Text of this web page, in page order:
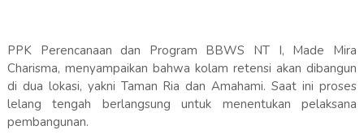
PPK Perencanaan dan Program BBWS NT I, Made Mira
Charisma, menyampaikan bahwa kolam retensi akan dibangun
di dua lokasi, yakni Taman Ria dan Amahami. Saat ini proses
lelang tengah berlangsung untuk menentukan pelaksana
pembangunan.